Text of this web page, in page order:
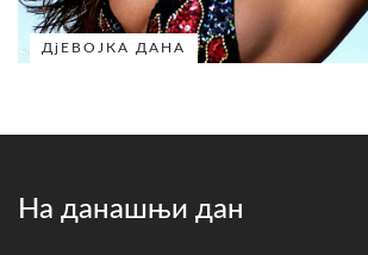
ДјЕВОЈКА ДАНА
На данашњи дан